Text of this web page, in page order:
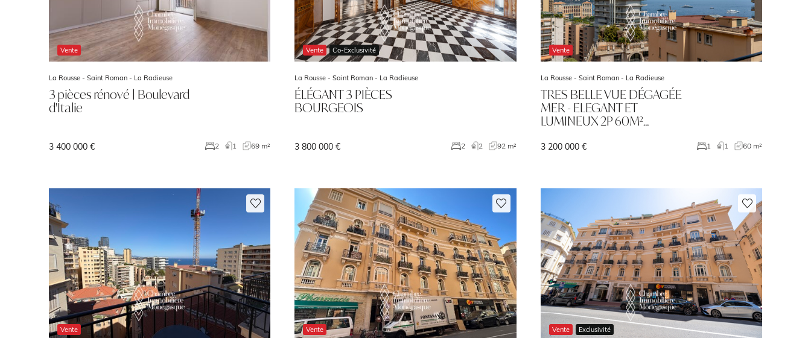
Vente
La Rousse - Saint Roman - La Radieuse
3 pièces rénové | Boulevard
d'Italie
3 400 000 € 2 1 69 m²
Vente Co-Exclusivité
La Rousse - Saint Roman - La Radieuse
ÉLÉGANT 3 PIÈCES
BOURGEOIS
3 800 000 € 2 2 92 m²
Vente
La Rousse - Saint Roman - La Radieuse
TRES BELLE VUE DÉGAGÉE
MER - ELEGANT ET
LUMINEUX 2P 60M²…
3 200 000 € 1 1 60 m²
Vente Vente Vente Exclusivité